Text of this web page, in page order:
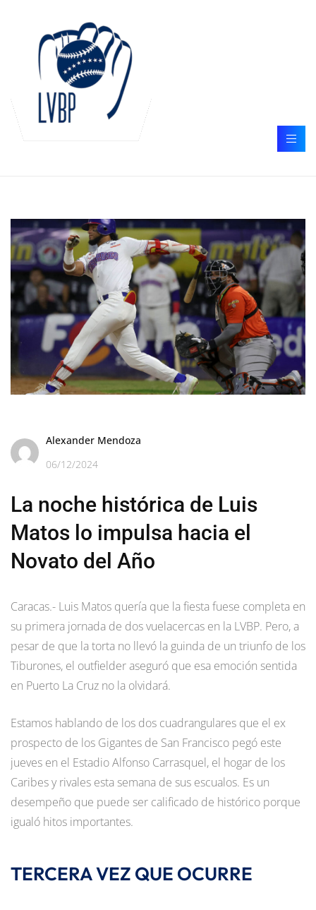
Alexander Mendoza
06/12/2024
La noche histórica de Luis
Matos lo impulsa hacia el
Novato del Año
Caracas.- Luis Matos quería que la fiesta fuese completa en
su primera jornada de dos vuelacercas en la LVBP. Pero, a
pesar de que la torta no llevó la guinda de un triunfo de los
Tiburones, el outfielder aseguró que esa emoción sentida
en Puerto La Cruz no la olvidará.
Estamos hablando de los dos cuadrangulares que el ex
prospecto de los Gigantes de San Francisco pegó este
jueves en el Estadio Alfonso Carrasquel, el hogar de los
Caribes y rivales esta semana de sus escualos. Es un
desempeño que puede ser calificado de histórico porque
igualó hitos importantes.
TERCERA VEZ QUE OCURRE